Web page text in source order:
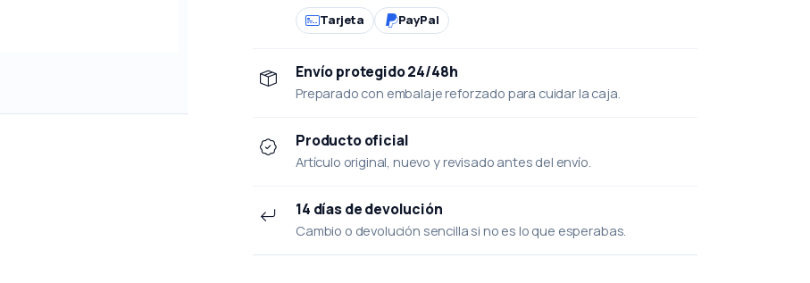
Tarjeta PayPal
Envío protegido 24/48h
Preparado con embalaje reforzado para cuidar la caja.
Producto oficial
Artículo original, nuevo y revisado antes del envío.
14 días de devolución
Cambio o devolución sencilla si no es lo que esperabas.